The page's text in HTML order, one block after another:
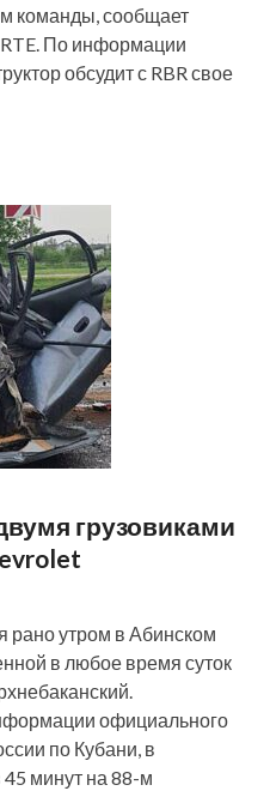
команды, сообщает
По информации
обсудит с RBR свое
грузовиками
рано утром в Абинском
в любое время суток
официального
по Кубани, в
45 минут на 88-м